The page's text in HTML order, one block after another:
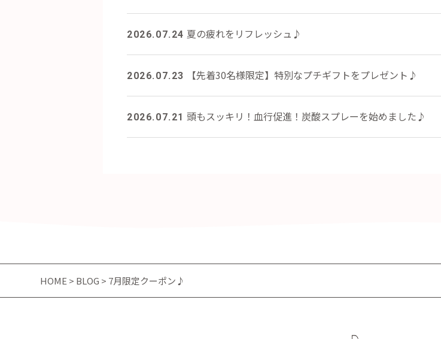
2026.07.24 夏の疲れをリフレッシュ♪
2026.07.23 【先着30名様限定】特別なプチギフトをプレゼント♪
2026.07.21 頭もスッキリ！血行促進！炭酸スプレーを始めました♪
HOME > BLOG > 7月限定クーポン♪